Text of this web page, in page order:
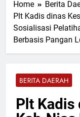
Home
Berita
Plt Kadis dinas
Sosialisasi
Berbasis Pangan
BERITA DAERAH
Plt Kadis